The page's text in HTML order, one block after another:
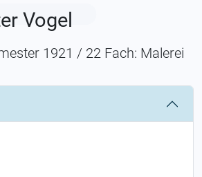
Vogel
1921 / 22 Fach: Malerei